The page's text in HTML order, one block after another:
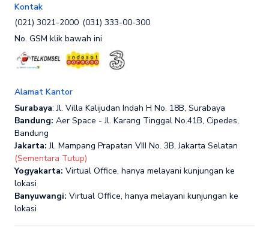
Kontak
(021) 3021-2000 (031) 333-00-300
No. GSM klik bawah ini
Alamat Kantor
Surabaya: Jl. Villa Kalijudan Indah H No. 18B, Surabaya
Bandung: Aer Space - Jl. Karang Tinggal No.41B, Cipedes,
Bandung
Jakarta: Jl. Mampang Prapatan VIII No. 3B, Jakarta Selatan
(Sementara Tutup)
Yogyakarta: Virtual Office, hanya melayani kunjungan ke
lokasi
Banyuwangi: Virtual Office, hanya melayani kunjungan ke
lokasi